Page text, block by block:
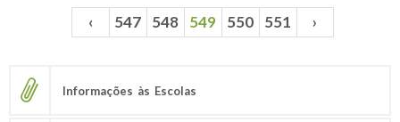
Páginas ‹ 547 548 549 550 551 ›
Informações às Escolas